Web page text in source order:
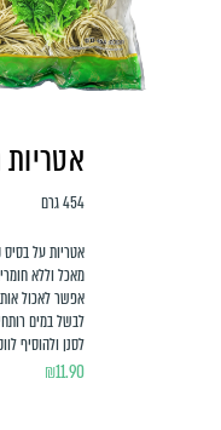
454 גרם
אטריות על
מאכל וללא
אפשר לאכול
לסנן ולהוסיף
₪11.90